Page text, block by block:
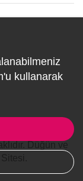
kullanarak